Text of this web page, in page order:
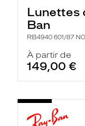
Lunettes
Ban
RB4940 601/87
À partir de
149,00 €